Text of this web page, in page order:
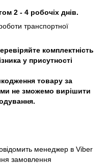
2 - 4 робочіх днів.
транспортної
комплектність
у присутності
товару за
ми не зможемо вирішити
менеджер в Viber
замовлення